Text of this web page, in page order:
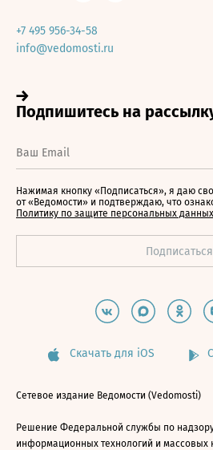
+7 495 956-34-58
info@vedomosti.ru
Нажимая кнопку «Подписаться», я даю
от «Ведомости» и подтверждаю, что
Политику по защите персональных данных
Скачать для iOS
Сетевое издание Ведомости (Vedomosti)
Решение Федеральной службы по
информационных технологий и массовых